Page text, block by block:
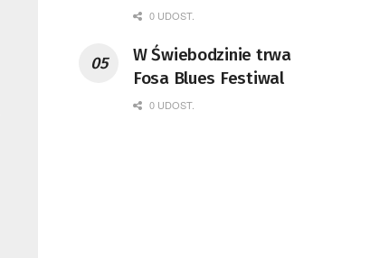
0 UDOST.
W Świebodzinie trwa
Fosa Blues Festiwal
0 UDOST.